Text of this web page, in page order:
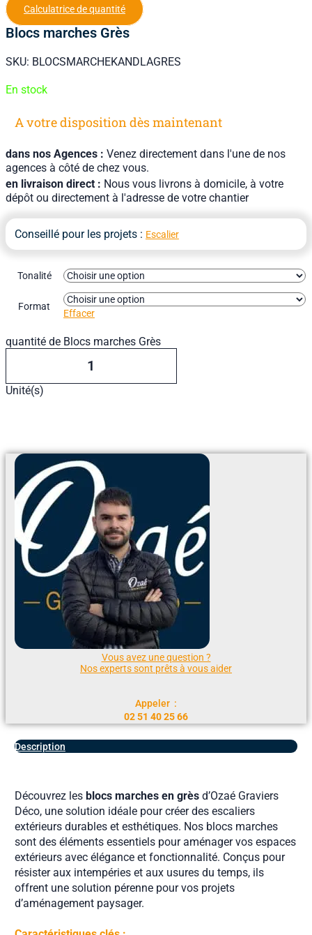
Calculatrice de quantité
Blocs marches Grès
SKU: BLOCSMARCHEKANDLAGRES
En stock
A votre disposition dès maintenant
dans nos Agences : Venez directement dans l'une de nos
agences à côté de chez vous.
en livraison direct : Nous vous livrons à domicile, à votre
dépôt ou directement à l'adresse de votre chantier
Conseillé pour les projets : Escalier
Tonalité
Format
Effacer
quantité de Blocs marches Grès
Unité(s)
Vous avez une question ?
Nos experts sont prêts à vous aider
Appeler :
02 51 40 25 66
Description
Découvrez lesblocs marches en grèsd’Ozaé Graviers
Déco, une solution idéale pour créer des escaliers
extérieurs durables et esthétiques. Nos blocs marches
sont des éléments essentiels pour aménager vos espaces
extérieurs avec élégance et fonctionnalité. Conçus pour
résister aux intempéries et aux usures du temps, ils
offrent une solution pérenne pour vos projets
d’aménagement paysager.